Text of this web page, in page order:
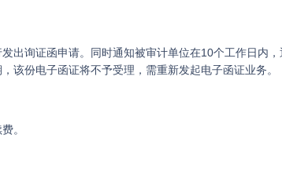
出询证函申请。同时通知被审计单位在10个工作日内
该份电子函证将不予受理，需重新发起电子函证业务。
。